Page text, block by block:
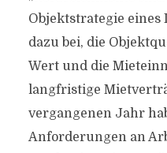
Objektstrategie eines
dazu bei, die
Wert und die
langfristige
vergangenen Jahr
Anforderungen an